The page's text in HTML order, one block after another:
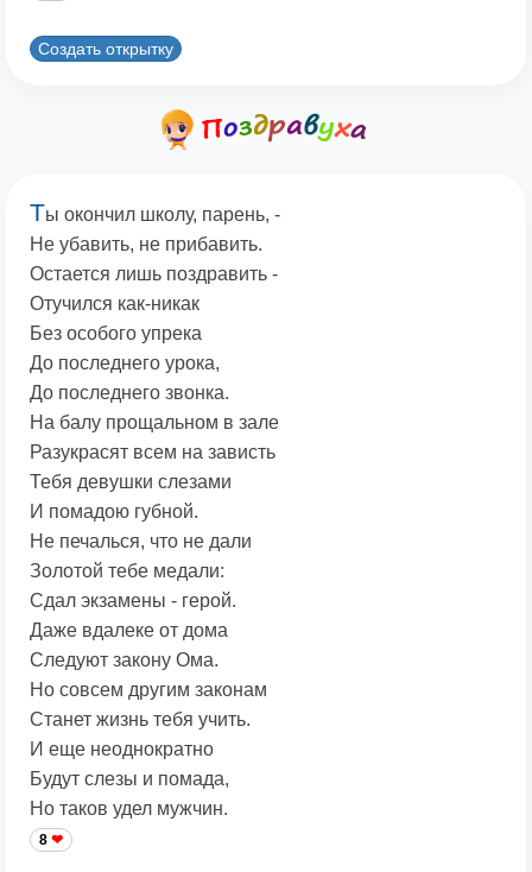
Создать открытку
Ты окончил школу, парень, -
Не убавить, не прибавить.
Остается лишь поздравить -
Отучился как-никак
Без особого упрека
До последнего урока,
До последнего звонка.
На балу прощальном в зале
Разукрасят всем на зависть
Тебя девушки слезами
И помадою губной.
Не печалься, что не дали
Золотой тебе медали:
Сдал экзамены - герой.
Даже вдалеке от дома
Следуют закону Ома.
Но совсем другим законам
Станет жизнь тебя учить.
И еще неоднократно
Будут слезы и помада,
Но таков удел мужчин.
8